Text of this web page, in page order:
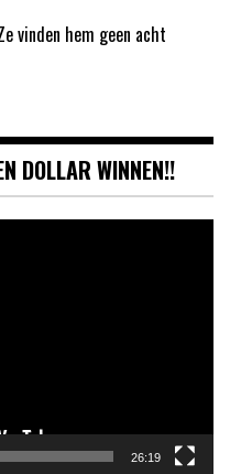
vinden hem geen acht
DOLLAR WINNEN!!
26:19